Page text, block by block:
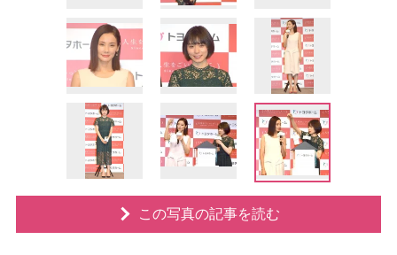
この写真の記事を読む